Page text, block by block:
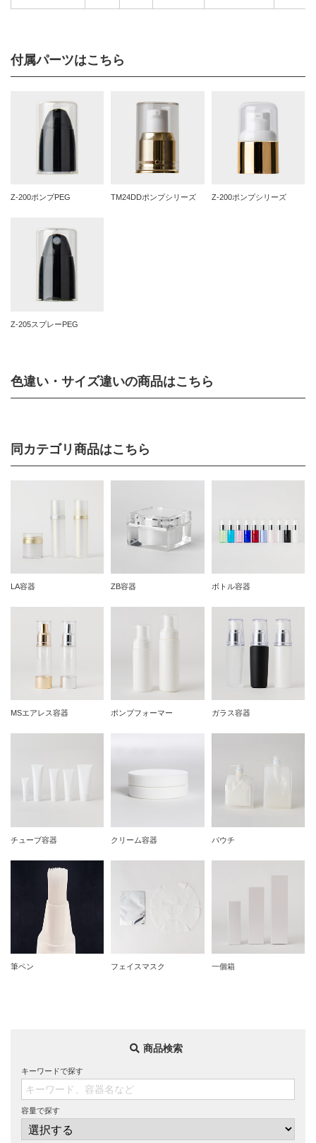
付属パーツはこちら
Z-200ポンプPEG TM24DDポンプシリーズ Z-200ポンプシリーズ
Z-205スプレーPEG
色違い・サイズ違いの商品はこちら
同カテゴリ商品はこちら
LA容器 ZB容器 ボトル容器
MSエアレス容器 ポンプフォーマー ガラス容器
チューブ容器 クリーム容器 パウチ
筆ペン フェイスマスク 一個箱
商品検索
キーワードで探す
容量で探す